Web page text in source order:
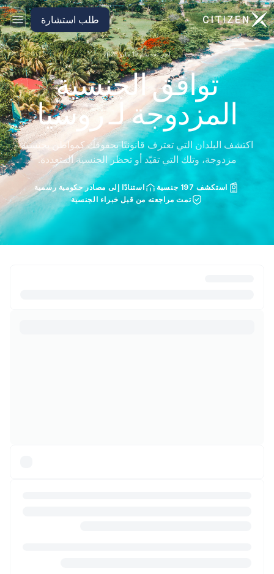
الانتقال إلى الصفحة الرئيسية لـ CitizenX طلب استشارة
آخر تحديث: 19 مايو 2026
توافق الجنسية
المزدوجة لـ روسيا
اكتشف البلدان التي تعترف قانونيًا بحقوقك كمواطن بجنسية
مزدوجة، وتلك التي تقيّد أو تحظر الجنسية المتعددة.
استكشف 197 جنسية
استنادًا إلى مصادر حكومية رسمية
تمت مراجعته من قبل خبراء الجنسية